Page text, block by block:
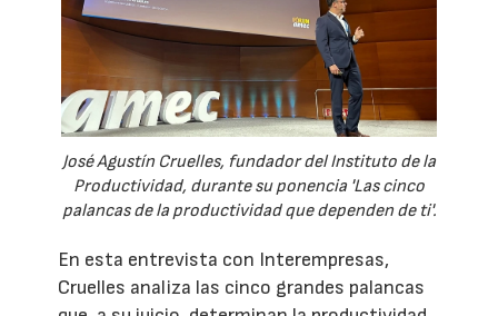
José Agustín Cruelles, fundador del Instituto de la
Productividad, durante su ponencia 'Las cinco
palancas de la productividad que dependen de ti'.
En esta entrevista con Interempresas,
Cruelles analiza las cinco grandes palancas